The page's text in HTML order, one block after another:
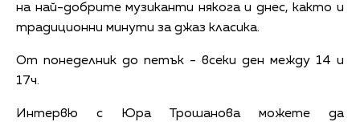
на най-добрите музиканти някога и днес, както и
традиционни минути за джаз класика.
От понеделник до петък - всеки ден между 14 и
17ч.
Интервю с Юра Трошанова можете да